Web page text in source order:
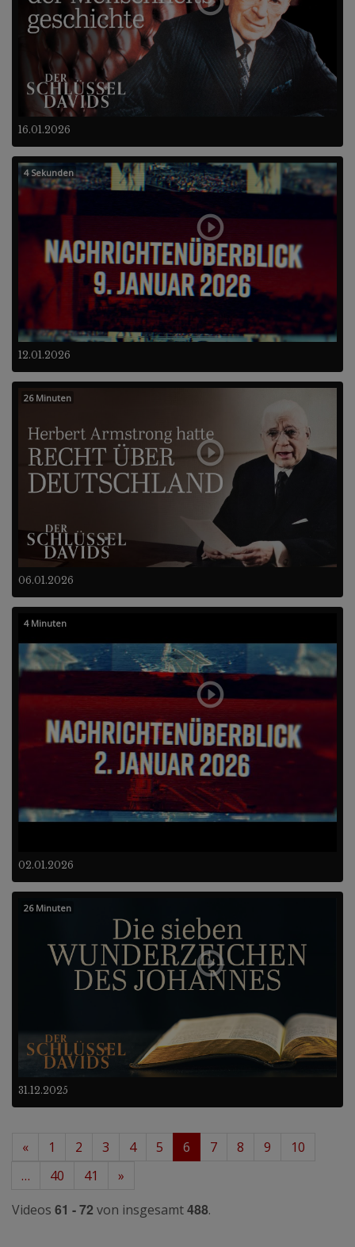
16.01.2026
12.01.2026
4 Sekunden
06.01.2026
26 Minuten
02.01.2026
4 Minuten
31.12.2025
26 Minuten
« 1 2 3 4 5 6 7 8 9
10
…
40 41
»
Videos 61 - 72 von insgesamt488.